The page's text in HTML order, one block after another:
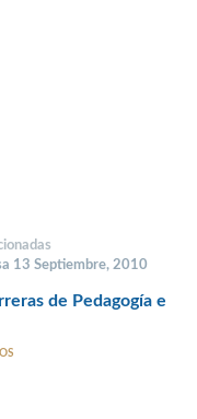
13 Septiembre, 2010
de Pedagogía e